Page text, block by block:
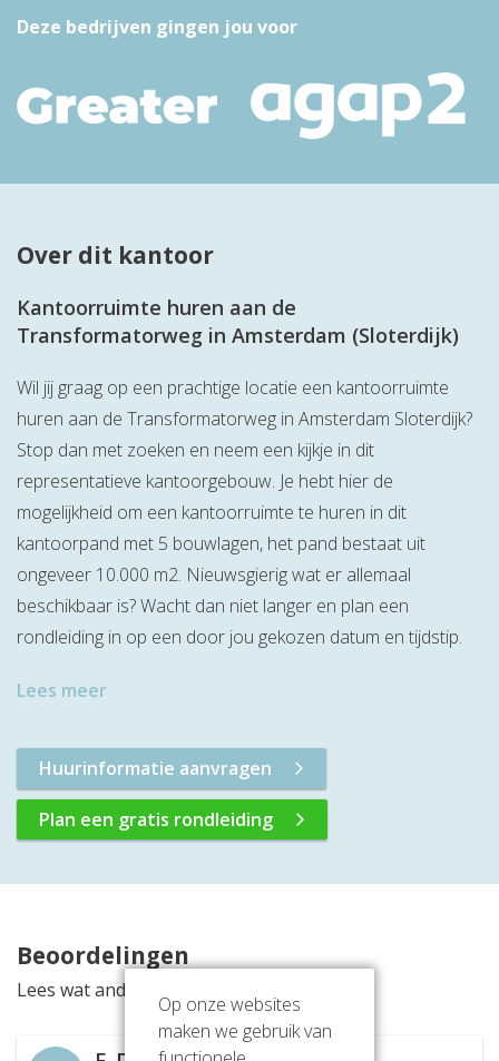
Deze bedrijven gingen jou voor
Over dit kantoor
Kantoorruimte huren aan de
Transformatorweg in Amsterdam (Sloterdijk)
Wil jij graag op een prachtige locatie een kantoorruimte
huren aan de Transformatorweg in Amsterdam Sloterdijk?
Stop dan met zoeken en neem een kijkje in dit
representatieve kantoorgebouw. Je hebt hier de
mogelijkheid om een kantoorruimte te huren in dit
kantoorpand met 5 bouwlagen, het pand bestaat uit
ongeveer 10.000 m2. Nieuwsgierig wat er allemaal
beschikbaar is? Wacht dan niet langer en plan een
rondleiding in op een door jou gekozen datum en tijdstip.
Lees meer
Huurinformatie aanvragen
Plan een gratis rondleiding
Beoordelingen
Lees wat anderen vinden van deze locatie
Op onze websites
maken we gebruik van